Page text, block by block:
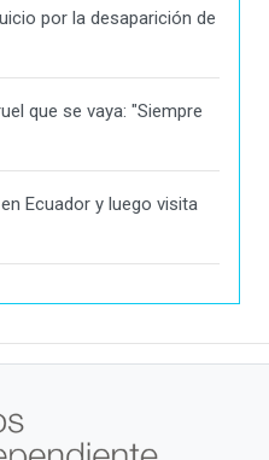
por la desaparición de
que se vaya: "Siempre
Ecuador y luego visita